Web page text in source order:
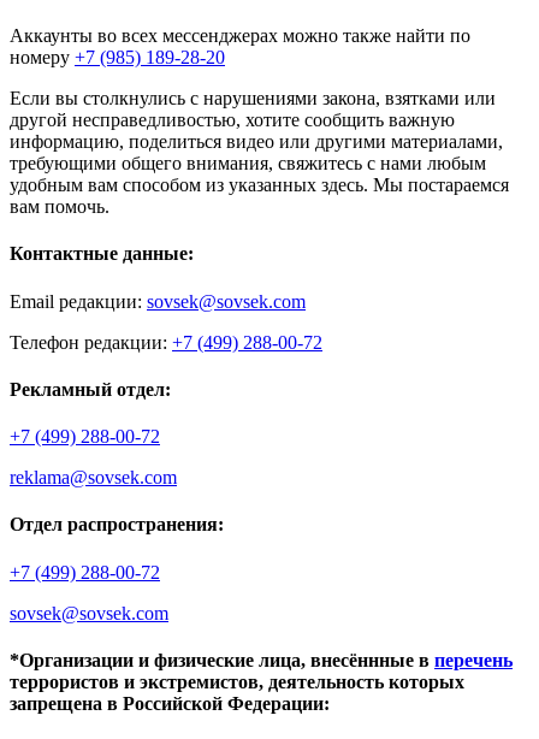
Аккаунты во всех мессенджерах можно также найти по
номеру +7 (985) 189-28-20
Если вы столкнулись с нарушениями закона, взятками или
другой несправедливостью, хотите сообщить важную
информацию, поделиться видео или другими материалами,
требующими общего внимания, свяжитесь с нами любым
удобным вам способом из указанных здесь. Мы постараемся
вам помочь.
Контактные данные:
Email редакции: sovsek@sovsek.com
Телефон редакции: +7 (499) 288-00-72
Рекламный отдел:
+7 (499) 288-00-72
reklama@sovsek.com
Отдел распространения:
+7 (499) 288-00-72
sovsek@sovsek.com
*Организации и физические лица, внесённные в перечень
террористов и экстремистов, деятельность которых
запрещена в Российской Федерации: